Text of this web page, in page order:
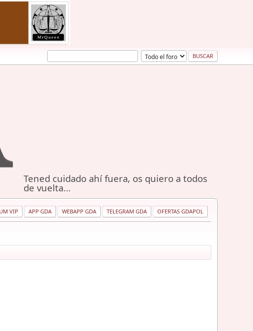
Tened cuidado ahí fuera, os quiero a todos
de vuelta...
VIP APP GDA WEBAPP GDA TELEGRAM GDA OFERTAS GDAPOL